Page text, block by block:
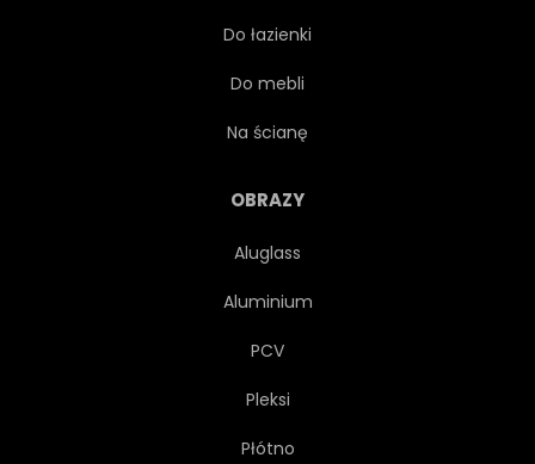
CHMURA
PUNKT ORIENTACYJNY
MIEJSCOWOŚĆ
Do łazienki
Do mebli
Na ścianę
OBRAZY
Aluglass
Aluminium
PCV
Pleksi
Płótno